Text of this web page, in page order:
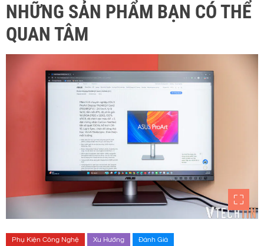
NHỮNG SẢN PHẨM BẠN CÓ THỂ
QUAN TÂM
Phụ Kiện Công Nghệ Xu Hướng Đánh Giá